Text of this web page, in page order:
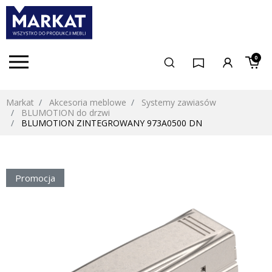
0
Markat Akcesoria meblowe
Systemy zawiasów
BLUMOTION do drzwi
BLUMOTION ZINTEGROWANY 973A0500 DN
Promocja